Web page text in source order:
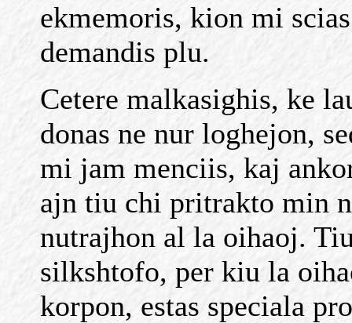
ekmemoris, kion mi
demandis plu.
Cetere malkasighis, ke
donas ne nur loghejon,
mi jam menciis, kaj
ajn tiu chi pritrakto min
nutrajhon al la oihaoj.
silkshtofo, per kiu la
korpon, estas speciala